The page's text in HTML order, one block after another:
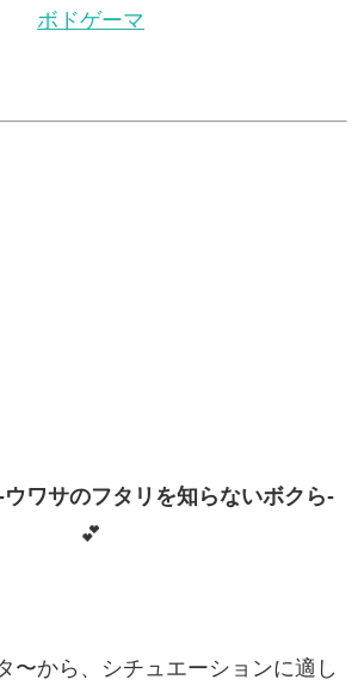
ボドゲーマ
ワサのフタリを知らないボクら-
💕
〜から、シチュエーションに適し